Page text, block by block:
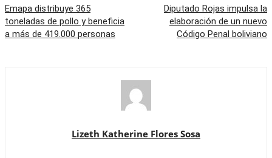
Emapa distribuye 365
toneladas de pollo y beneficia
a más de 419.000 personas
Diputado Rojas impulsa la
elaboración de un nuevo
Código Penal boliviano
Lizeth Katherine Flores Sosa